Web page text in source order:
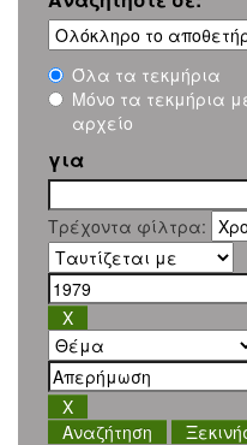
Όλα τα τεκμήρια
Μόνο τα τεκμήρια
αρχείο
για
Τρέχοντα φίλτρα: